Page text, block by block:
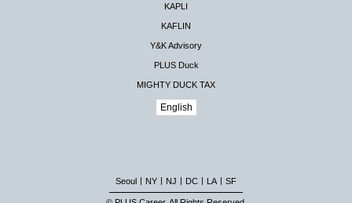
KAPLI
KAFLIN
Y&K Advisory
PLUS Duck
MIGHTY DUCK TAX
English
Seoul NY NJ DC LA SF